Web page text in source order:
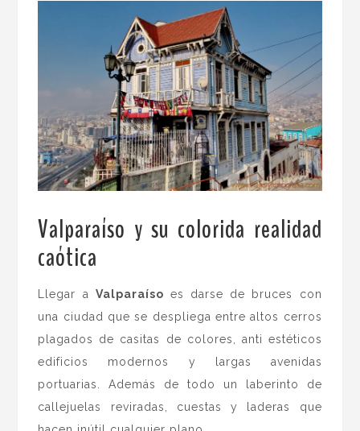
Valparaíso y su colorida realidad
caótica
Llegar a Valparaíso es darse de bruces con
una ciudad que se despliega entre altos cerros
plagados de casitas de colores, anti estéticos
edificios modernos y largas avenidas
portuarias. Además de todo un laberinto de
callejuelas reviradas, cuestas y laderas que